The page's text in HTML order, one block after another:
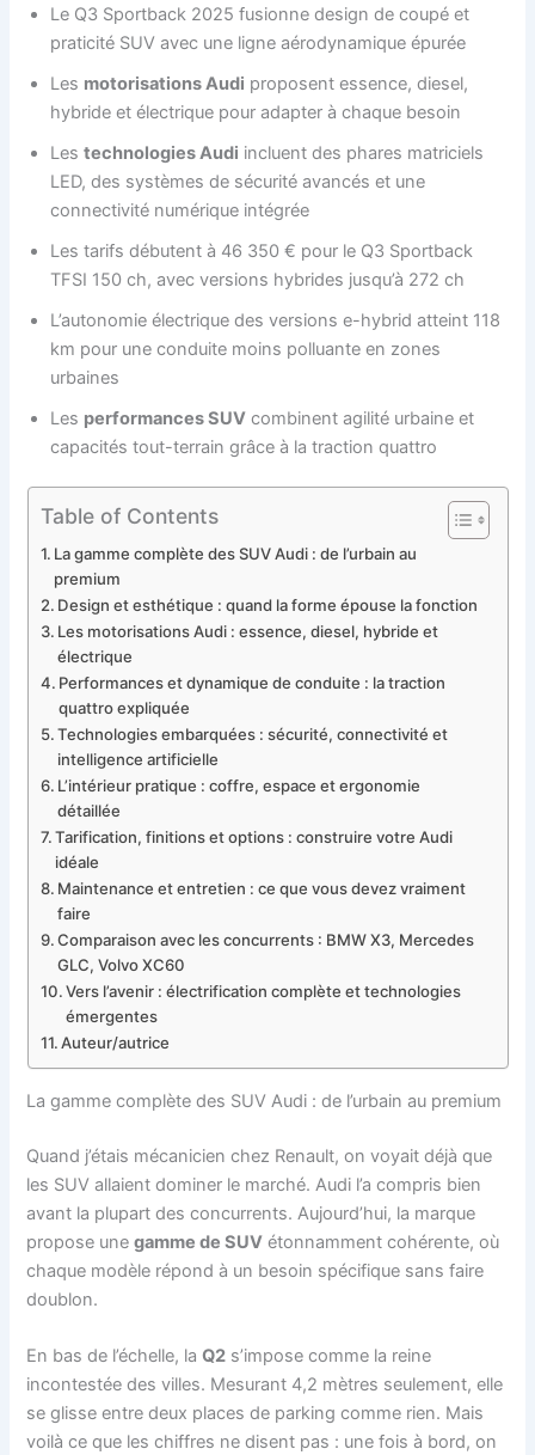
Le Q3 Sportback 2025 fusionne design de coupé et
praticité SUV avec une ligne aérodynamique épurée
Les motorisations Audi proposent essence, diesel,
hybride et électrique pour adapter à chaque besoin
Lestechnologies Audi incluent des phares matriciels
LED, des systèmes de sécurité avancés et une
connectivité numérique intégrée
Les tarifs débutent à 46 350 € pour le Q3 Sportback
TFSI 150 ch, avec versions hybrides jusqu’à 272 ch
L’autonomie électrique des versions e-hybrid atteint 118
km pour une conduite moins polluante en zones
urbaines
Les performances SUV combinent agilité urbaine et
capacités tout-terrain grâce à la traction quattro
Table of Contents
La gamme complète des SUV Audi : de l’urbain au
premium
Design et esthétique : quand la forme épouse la fonction
Les motorisations Audi : essence, diesel, hybride et
électrique
Performances et dynamique de conduite : la traction
quattro expliquée
Technologies embarquées : sécurité, connectivité et
intelligence artificielle
L’intérieur pratique : coffre, espace et ergonomie
détaillée
Tarification, finitions et options : construire votre Audi
idéale
Maintenance et entretien : ce que vous devez vraiment
faire
Comparaison avec les concurrents : BMW X3, Mercedes
GLC, Volvo XC60
Vers l’avenir : électrification complète et technologies
émergentes
Auteur/autrice
La gamme complète des SUV Audi : de l’urbain au premium
Quand j’étais mécanicien chez Renault, on voyait déjà que
les SUV allaient dominer le marché. Audi l’a compris bien
avant la plupart des concurrents. Aujourd’hui, la marque
propose unegamme de SUV étonnamment cohérente, où
chaque modèle répond à un besoin spécifique sans faire
doublon.
En bas de l’échelle, laQ2 s’impose comme la reine
incontestée des villes. Mesurant 4,2 mètres seulement, elle
se glisse entre deux places de parking comme rien. Mais
voilà ce que les chiffres ne disent pas : une fois à bord, on